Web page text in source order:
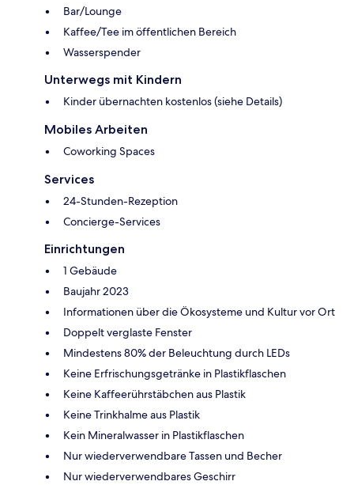
Bar/Lounge
Kaffee/Tee im öffentlichen Bereich
Wasserspender
Unterwegs mit Kindern
Kinder übernachten kostenlos (siehe Details)
Mobiles Arbeiten
Coworking Spaces
Services
24-Stunden-Rezeption
Concierge-Services
Einrichtungen
1 Gebäude
Baujahr 2023
Informationen über die Ökosysteme und Kultur vor Ort
Doppelt verglaste Fenster
Mindestens 80% der Beleuchtung durch LEDs
Keine Erfrischungsgetränke in Plastikflaschen
Keine Kaffeerührstäbchen aus Plastik
Keine Trinkhalme aus Plastik
Kein Mineralwasser in Plastikflaschen
Nur wiederverwendbare Tassen und Becher
Nur wiederverwendbares Geschirr